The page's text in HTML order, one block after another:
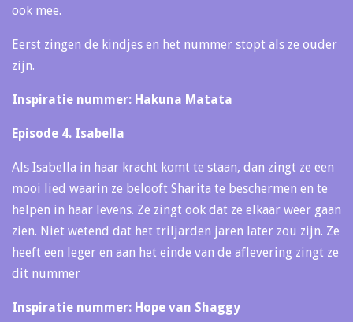
ook mee.
Eerst zingen de kindjes en het nummer stopt als ze ouder
zijn.
Inspiratie nummer: Hakuna Matata
Episode 4. Isabella
Als Isabella in haar kracht komt te staan, dan zingt ze een
mooi lied waarin ze belooft Sharita te beschermen en te
helpen in haar levens. Ze zingt ook dat ze elkaar weer gaan
zien. Niet wetend dat het triljarden jaren later zou zijn. Ze
heeft een leger en aan het einde van de aflevering zingt ze
dit nummer
Inspiratie nummer: Hope van Shaggy